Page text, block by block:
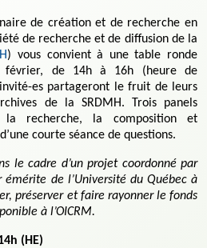
de création et de recherche en
de recherche et de diffusion de la
) vous convient à une table ronde
février, de 14h à 16h (heure de
es partageront le fruit de leurs
de la SRDMH. Trois panels
la recherche, la composition et
courte séance de questions.
le cadre d’un projet coordonné par
émérite de l’Université du Québec à
préserver et faire rayonner le fonds
à l’OICRM.
(HE)